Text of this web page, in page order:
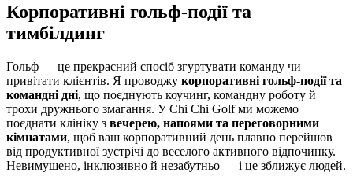
Корпоративні гольф-події та
тимбілдинг
Гольф — це прекрасний спосіб згуртувати команду чи
привітати клієнтів. Я проводжу корпоративні гольф-події та
командні дні, що поєднують коучинг, командну роботу й
трохи дружнього змагання. У Chi Chi Golf ми можемо
поєднати клініку з вечерею, напоями та переговорними
кімнатами, щоб ваш корпоративний день плавно перейшов
від продуктивної зустрічі до веселого активного відпочинку.
Невимушено, інклюзивно й незабутньо — і це зближує людей.